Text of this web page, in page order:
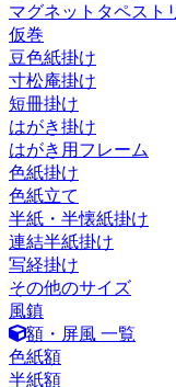
マグネットタペスト
仮巻
豆色紙掛け
寸松庵掛け
短冊掛け
はがき掛け
はがき用フレーム
色紙掛け
色紙立て
半紙・半懐紙掛け
連結半紙掛け
写経掛け
その他のサイズ
風鎮
額・屏風 一覧
色紙額
半紙額